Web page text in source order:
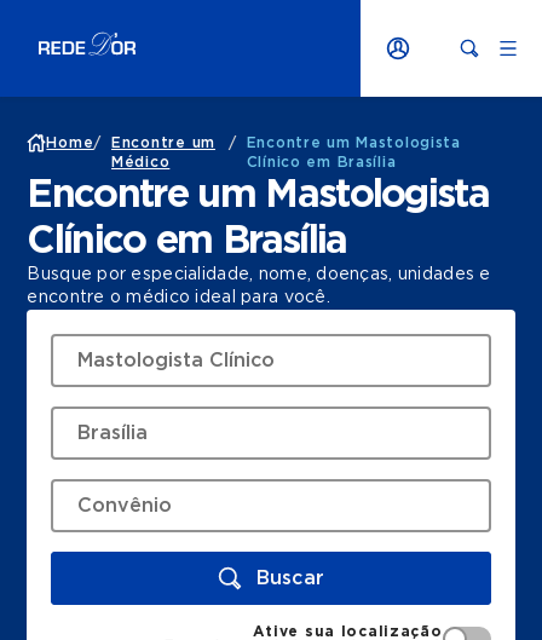
Home/
Encontre um
Médico
/
Encontre um Mastologista
Clínico em Brasília
Encontre um Mastologista
Clínico em Brasília
Busque por especialidade, nome, doenças, unidades e
encontre o médico ideal para você.
Buscar
Ative sua localização